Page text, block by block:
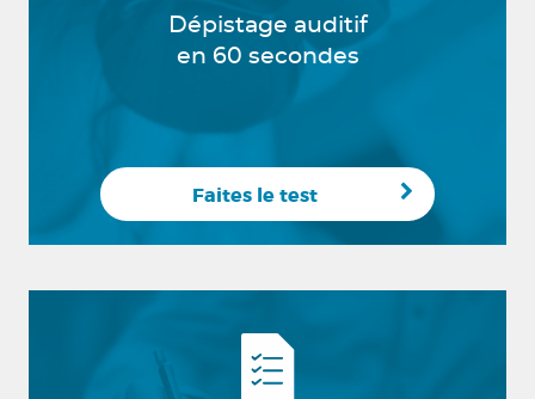
Dépistage auditif
en 60 secondes
Faites le test